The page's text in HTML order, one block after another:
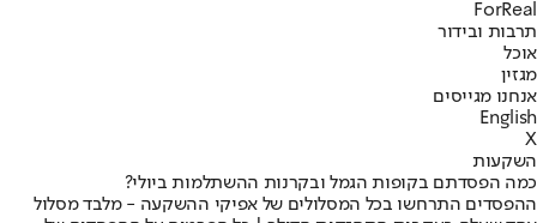
ForReal
תרבות ובידור
אוכל
מגזין
אנחנו מגייסים
English
X
השקעות
כמה הפסדתם בקופות הגמל ובקרנות ההשתלמות ביולי?
ההפסדים התרחשו בכל המסלולים של אפיקי ההשקעה - מלבד מסלול